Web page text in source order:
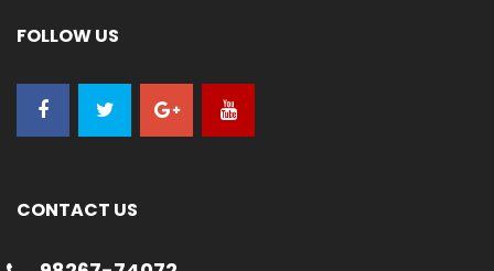
FOLLOW US
CONTACT US